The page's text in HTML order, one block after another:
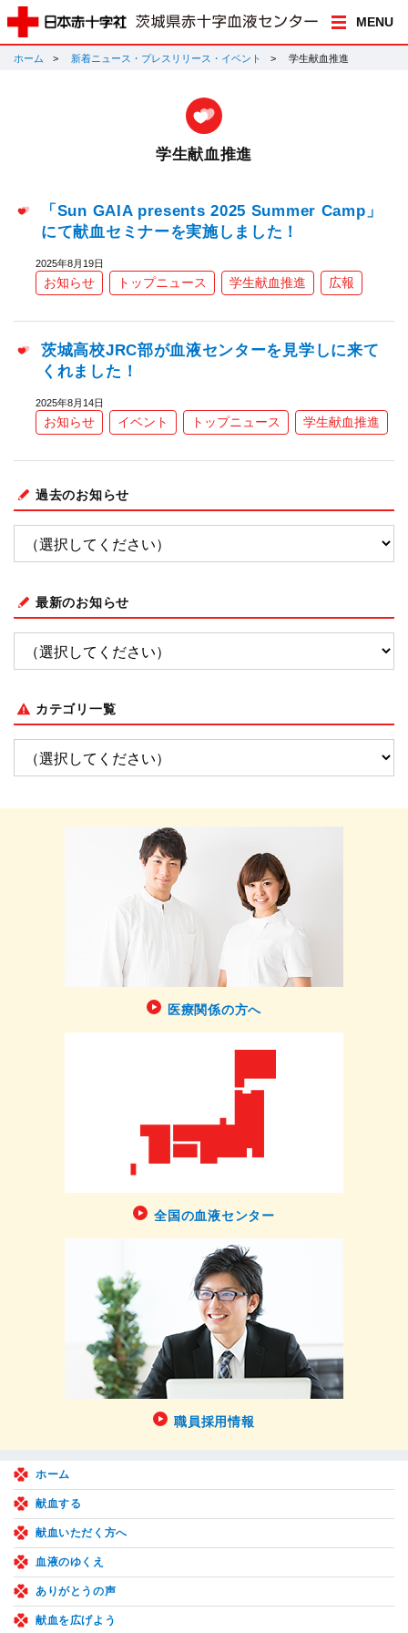
MENU
ホーム 新着ニュース・プレスリリース・イベント 学生献血推進
学生献血推進
「Sun GAIA presents 2025 Summer Camp」
にて献血セミナーを実施しました！
2025年8月19日
お知らせ トップニュース 学生献血推進 広報
茨城高校JRC部が血液センターを見学しに来て
くれました！
2025年8月14日
お知らせ イベント トップニュース 学生献血推進
過去のお知らせ
最新のお知らせ
カテゴリ一覧
医療関係の方へ
全国の血液センター
職員採用情報
ホーム
献血する
献血いただく方へ
血液のゆくえ
ありがとうの声
献血を広げよう